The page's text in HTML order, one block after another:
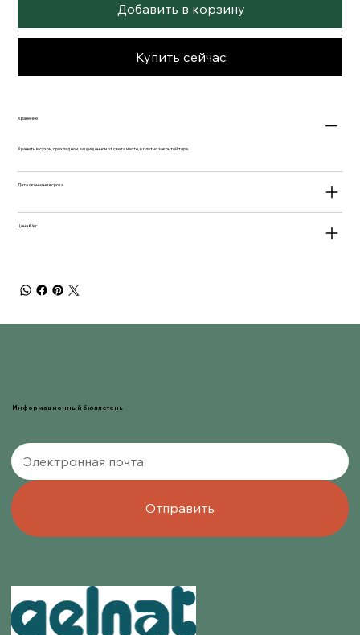
Добавить в корзину
Купить сейчас
Хранение
Хранить в сухом, прохладном, защищенном от света месте, в плотно закрытой таре.
Дата окончания срока.
Цена €/кг
Информационный бюллетень
Отправить